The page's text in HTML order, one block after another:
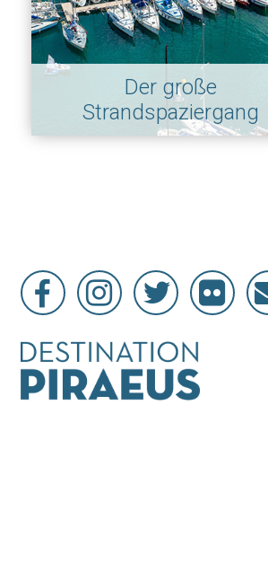
Der große
Strandspaziergang